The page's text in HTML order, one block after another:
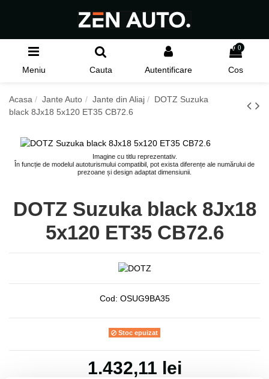
Meniu Cauta Autentificare
0
Cos
Acasa Jante Auto Jante din Aliaj
DOTZ Suzuka
black 8Jx18 5x120 ET35 CB72.6
Imagine cu titlu reprezentativ.
În funcție de modelul autoturismului compatibil, pot exista diferențe ale numărului de
prezoane și design adaptat dimensiunii.
DOTZ Suzuka black 8Jx18
5x120 ET35 CB72.6
Cod: OSUG9BA35
Stoc epuizat
1.432,11 lei